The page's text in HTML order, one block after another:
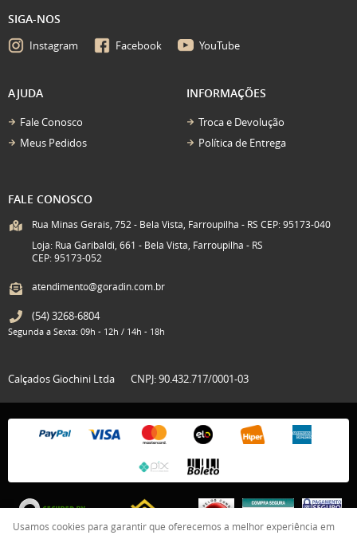
SIGA-NOS
Instagram Facebook YouTube
AJUDA
Fale Conosco
Meus Pedidos
INFORMAÇÕES
Troca e Devolução
Política de Entrega
FALE CONOSCO
Rua Minas Gerais, 752 - Bela Vista, Farroupilha - RS CEP: 95173-040
Loja: Rua Garibaldi, 661 - Bela Vista, Farroupilha - RS
CEP: 95173-052
atendimento@goradin.com.br
(54)3268-6804
Segunda a Sexta: 09h - 12h / 14h - 18h
Calçados Giochini Ltda CNPJ: 90.432.717/0001-03
Usamos cookies para garantir que oferecemos a melhor experiência em